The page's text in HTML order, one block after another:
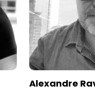
Alexandre